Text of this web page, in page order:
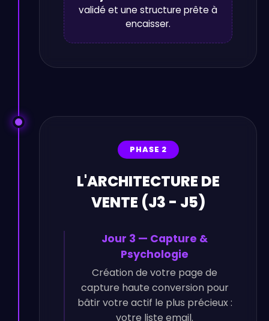
validé et une structure prête à
encaisser.
PHASE 2
L'ARCHITECTURE DE
VENTE (J3 - J5)
Jour 3 — Capture &
Psychologie
Création de votre page de
capture haute conversion pour
bâtir votre actif le plus précieux :
votre liste email.